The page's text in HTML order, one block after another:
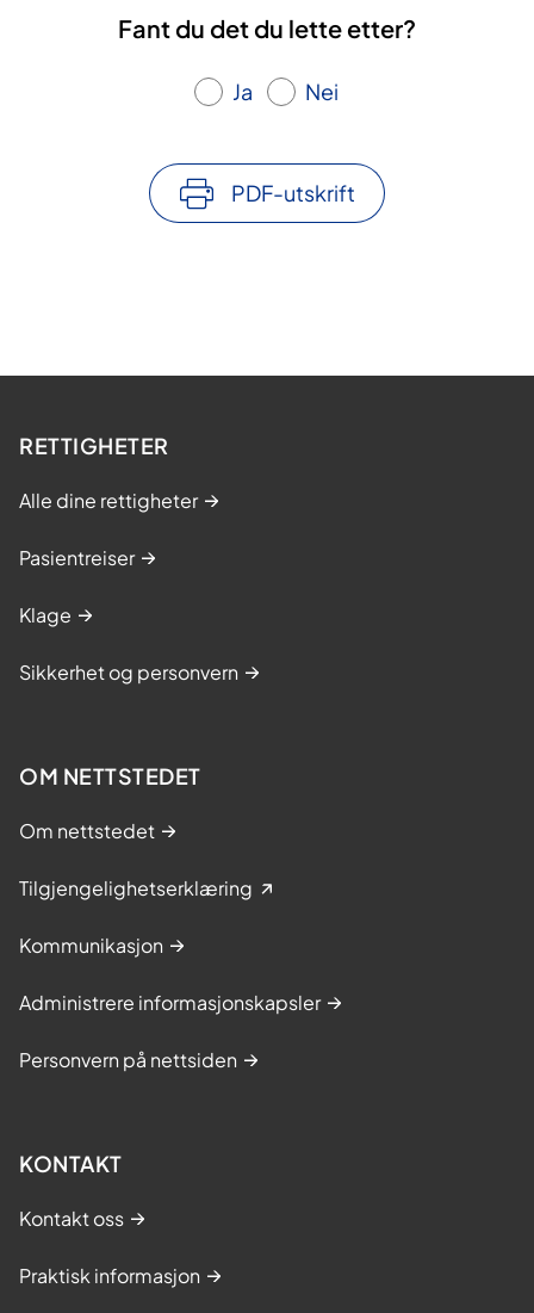
Fant du det du lette etter?
Ja Nei
PDF-utskrift
RETTIGHETER
Alle dine rettigheter
Pasientreiser
Klage
Sikkerhet og personvern
OM NETTSTEDET
Om nettstedet
Tilgjengelighetserklæring
Kommunikasjon
Administrere informasjonskapsler
Personvern på nettsiden
KONTAKT
Kontakt oss
Praktisk informasjon